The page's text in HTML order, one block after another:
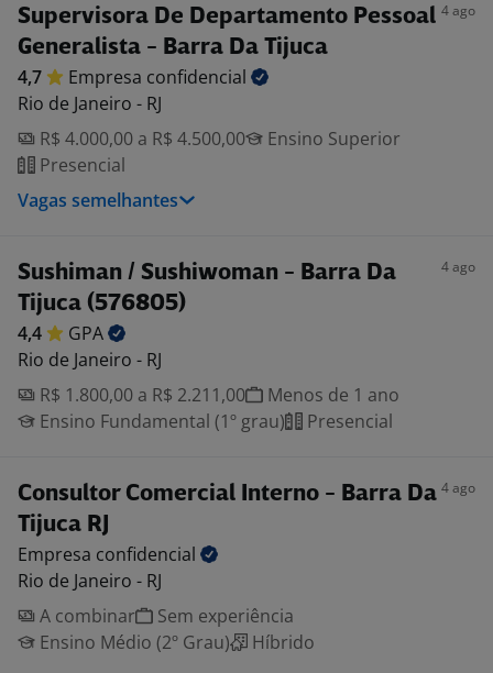
Supervisora De Departamento Pessoal
Generalista - Barra Da Tijuca
4 ago
4,7 Empresa confidencial
Rio de Janeiro - RJ
R$ 4.000,00 a R$ 4.500,00
Ensino Superior
Presencial
Vagas semelhantes
Sushiman / Sushiwoman - Barra Da
Tijuca (576805)
4 ago
4,4
GPA
Rio de Janeiro - RJ
R$ 1.800,00 a R$ 2.211,00
Menos de 1 ano
Ensino Fundamental (1º grau)
Presencial
Consultor Comercial Interno - Barra Da
Tijuca RJ
4 ago
Empresa confidencial
Rio de Janeiro - RJ
A combinar
Sem experiência
Ensino Médio (2º Grau)
Híbrido